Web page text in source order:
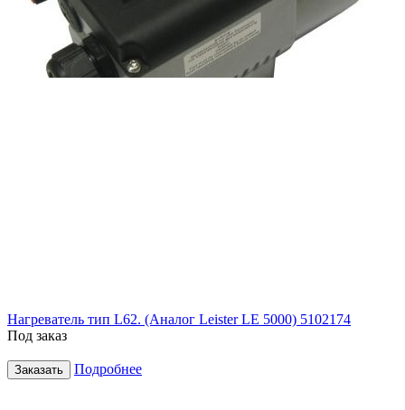
Нагреватель тип L62. (Аналог Leister LE 5000) 5102174
Под заказ
Заказать Подробнее